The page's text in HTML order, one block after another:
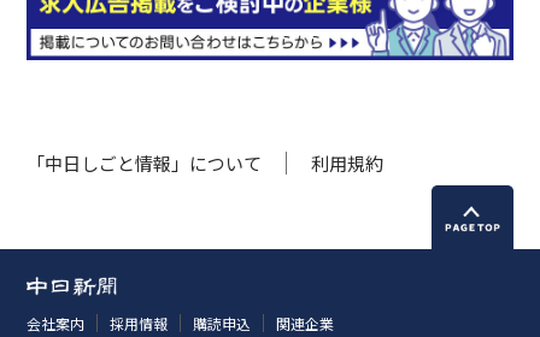
「中日しごと情報」について 利用規約
会社案内 採用情報 購読申込 関連企業